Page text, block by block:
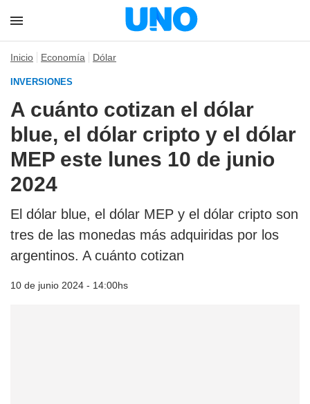
Inicio Economía Dólar
INVERSIONES
A cuánto cotizan el dólar
blue, el dólar cripto y el dólar
MEP este lunes 10 de junio
2024
El dólar blue, el dólar MEP y el dólar cripto son
tres de las monedas más adquiridas por los
argentinos. A cuánto cotizan
10 de junio 2024 - 14:00hs